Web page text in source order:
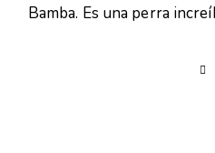
Bamba. Es una perra